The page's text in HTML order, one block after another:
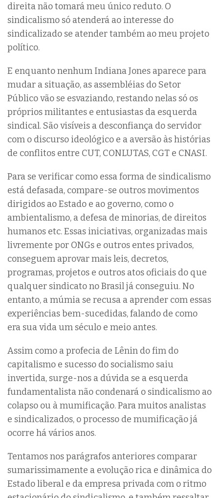
direita não tomará meu único reduto. O
sindicalismo só atenderá ao interesse do
sindicalizado se atender também ao meu projeto
político.
E enquanto nenhum Indiana Jones aparece para
mudar a situação, as assembléias do Setor
Público vão se esvaziando, restando nelas só os
próprios militantes e entusiastas da esquerda
sindical. São visíveis a desconfiança do servidor
com o discurso ideológico e a aversão às histórias
de conflitos entre CUT, CONLUTAS, CGT e CNASI.
Para se verificar como essa forma de sindicalismo
está defasada, compare-se outros movimentos
dirigidos ao Estado e ao governo, como o
ambientalismo, a defesa de minorias, de direitos
humanos etc. Essas iniciativas, organizadas mais
livremente por ONGs e outros entes privados,
conseguem aprovar mais leis, decretos,
programas, projetos e outros atos oficiais do que
qualquer sindicato no Brasil já conseguiu. No
entanto, a múmia se recusa a aprender com essas
experiências bem-sucedidas, falando de como
era sua vida um século e meio antes.
Assim como a profecia de Lênin do fim do
capitalismo e sucesso do socialismo saiu
invertida, surge-nos a dúvida se a esquerda
fundamentalista não condenará o sindicalismo ao
colapso ou à mumificação. Para muitos analistas
e sindicalizados, o processo de mumificação já
ocorre há vários anos.
Tentamos nos parágrafos anteriores comparar
sumarissimamente a evolução rica e dinâmica do
Estado liberal e da empresa privada com o ritmo